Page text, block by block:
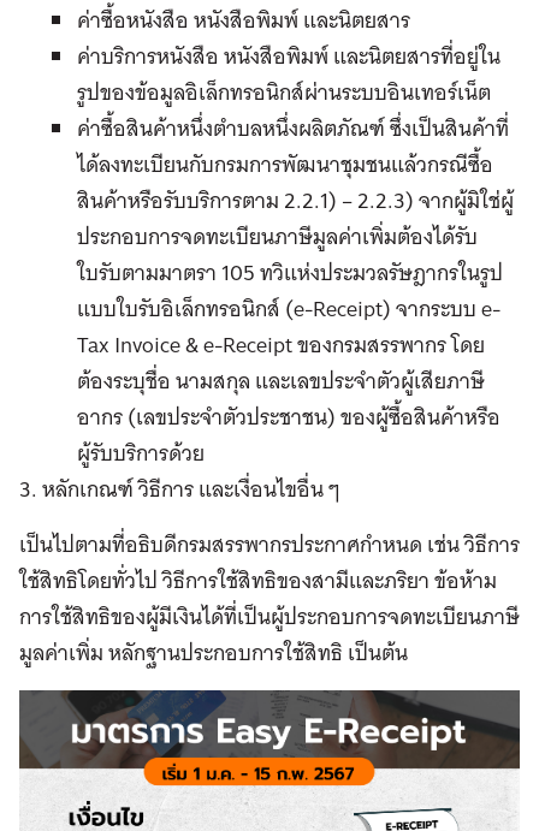
ค่าซื้อหนังสือ หนังสือพิมพ์ และนิตยสาร
ค่าบริการหนังสือ หนังสือพิมพ์ และนิตยสารที่อยู่ใน
รูปของข้อมูลอิเล็กทรอนิกส์ผ่านระบบอินเทอร์เน็ต
ค่าซื้อสินค้าหนึ่งตำบลหนึ่งผลิตภัณฑ์ ซึ่งเป็นสินค้าที่
ได้ลงทะเบียนกับกรมการพัฒนาชุมชนแล้วกรณีซื้อ
สินค้าหรือรับบริการตาม 2.2.1) – 2.2.3) จากผู้มิใช่ผู้
ประกอบการจดทะเบียนภาษีมูลค่าเพิ่มต้องได้รับ
ใบรับตามมาตรา 105 ทวิแห่งประมวลรัษฎากรในรูป
แบบใบรับอิเล็กทรอนิกส์ (e-Receipt) จากระบบ e-
Tax Invoice & e-Receipt ของกรมสรรพากร โดย
ต้องระบุชื่อ นามสกุล และเลขประจำตัวผู้เสียภาษี
อากร (เลขประจำตัวประชาชน) ของผู้ซื้อสินค้าหรือ
ผู้รับบริการด้วย
3. หลักเกณฑ์ วิธีการ และเงื่อนไขอื่น ๆ
เป็นไปตามที่อธิบดีกรมสรรพากรประกาศกำหนด เช่น วิธีการ
ใช้สิทธิโดยทั่วไป วิธีการใช้สิทธิของสามีและภริยา ข้อห้าม
การใช้สิทธิของผู้มีเงินได้ที่เป็นผู้ประกอบการจดทะเบียนภาษี
มูลค่าเพิ่ม หลักฐานประกอบการใช้สิทธิ เป็นต้น